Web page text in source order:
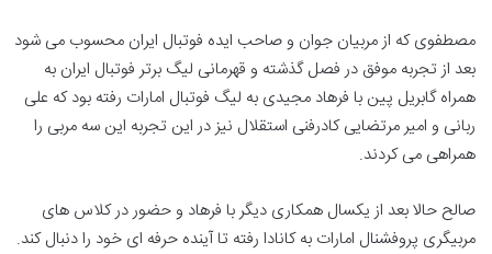
مصطفوی که از مربیان جوان و صاحب ایده فوتبال ایران محسوب می شود
بعد از تجربه موفق در فصل گذشته و قهرمانی لیگ برتر فوتبال ایران به
همراه گابریل پین با فرهاد مجیدی به لیگ فوتبال امارات رفته بود که علی
ربانی و امیر مرتضایی کادرفنی استقلال نیز در این تجربه این سه مربی را
همراهی می کردند.
صالح حالا بعد از یکسال همکاری دیگر با فرهاد و حضور در کلاس های
مربیگری پروفشنال امارات به کانادا رفته تا آینده حرفه ای خود را دنبال کند.